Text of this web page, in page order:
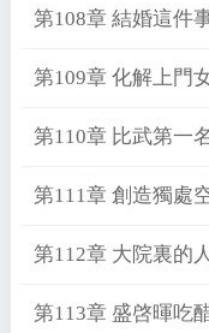
第108章 結婚這件
第109章 化解上門
第110章 比武第一
第111章 創造獨處
第112章 大院裏的
第113章 盛啓暉吃